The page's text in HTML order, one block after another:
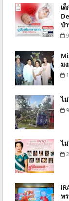
เ
บ
ม
ไ
ไ
พ